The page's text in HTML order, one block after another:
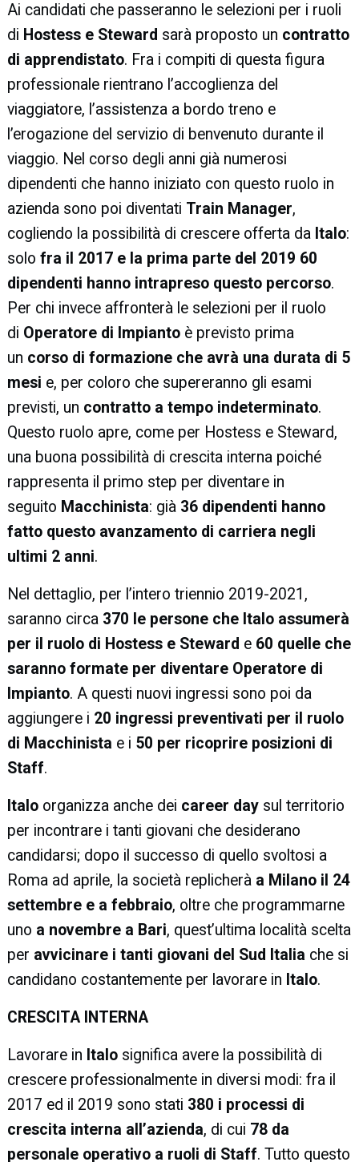
Ai candidati che passeranno le selezioni per i ruoli
di Hostess e Steward sarà proposto un contratto
di apprendistato. Fra i compiti di questa figura
professionale rientrano l’accoglienza del
viaggiatore, l’assistenza a bordo treno e
l’erogazione del servizio di benvenuto durante il
viaggio. Nel corso degli anni già numerosi
dipendenti che hanno iniziato con questo ruolo in
azienda sono poi diventati Train Manager,
cogliendo la possibilità di crescere offerta da Italo:
solofra il 2017 e la prima parte del 2019 60
dipendenti hanno intrapreso questo percorso.
Per chi invece affronterà le selezioni per il ruolo
di Operatore di Impianto è previsto prima
un corso di formazione che avrà una durata di 5
mesi e, per coloro che supereranno gli esami
previsti, un contratto a tempo indeterminato.
Questo ruolo apre, come per Hostess e Steward,
una buona possibilità di crescita interna poiché
rappresenta il primo step per diventare in
seguito Macchinista: già 36 dipendenti hanno
fatto questo avanzamento di carriera negli
ultimi 2 anni.
Nel dettaglio, per l’intero triennio 2019-2021,
saranno circa 370 le persone che Italo assumerà
per il ruolo di Hostess e Steward e 60 quelle che
saranno formate per diventare Operatore di
Impianto. A questi nuovi ingressi sono poi da
aggiungere i 20 ingressi preventivati per il ruolo
di Macchinista e i 50 per ricoprire posizioni di
Staff.
Italo organizza anche dei career day sul territorio
per incontrare i tanti giovani che desiderano
candidarsi; dopo il successo di quello svoltosi a
Roma ad aprile, la società replicherà a Milano il 24
settembre e a febbraio, oltre che programmarne
uno a novembre a Bari, quest’ultima località scelta
per avvicinare i tanti giovani del Sud Italia che si
candidano costantemente per lavorare in Italo.
CRESCITA INTERNA
Lavorare in Italo significa avere la possibilità di
crescere professionalmente in diversi modi: fra il
2017 ed il 2019 sono stati 380 i processi di
crescita interna all’azienda, di cui 78 da
personale operativo a ruoli di Staff. Tutto questo